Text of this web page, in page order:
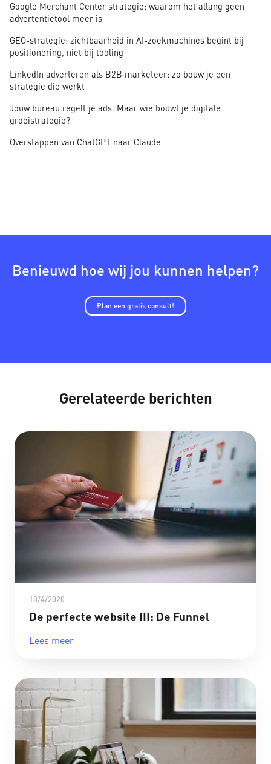
Google Merchant Center strategie: waarom het allang geen
advertentietool meer is
GEO-strategie: zichtbaarheid in AI-zoekmachines begint bij
positionering, niet bij tooling
LinkedIn adverteren als B2B marketeer: zo bouw je een
strategie die werkt
Jouw bureau regelt je ads. Maar wie bouwt je digitale
groeistrategie?
Overstappen van ChatGPT naar Claude
Benieuwd hoe wij jou kunnen helpen?
Plan een gratis consult!
Gerelateerde berichten
13/4/2020
De perfecte website III: De Funnel
Lees meer